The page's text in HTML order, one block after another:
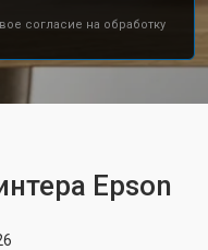
согласие на обработку
Epson